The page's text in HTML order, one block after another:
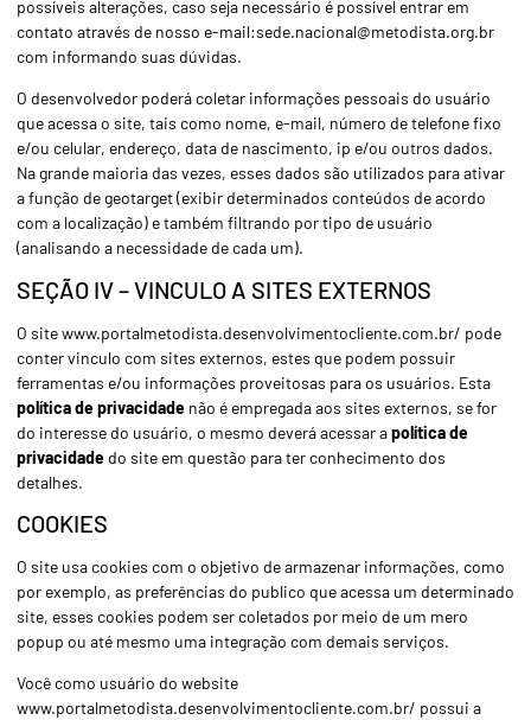
possíveis alterações, caso seja necessário é possível entrar em
contato através de nosso e-mail:sede.nacional@metodista.org.br
com informando suas dúvidas.
O desenvolvedor poderá coletar informações pessoais do usuário
que acessa o site, tais como nome, e-mail, número de telefone fixo
e/ou celular, endereço, data de nascimento, ip e/ou outros dados.
Na grande maioria das vezes, esses dados são utilizados para ativar
a função de geotarget (exibir determinados conteúdos de acordo
com a localização) e também filtrando por tipo de usuário
(analisando a necessidade de cada um).
SEÇÃO IV – VINCULO A SITES EXTERNOS
O site www.portalmetodista.desenvolvimentocliente.com.br/ pode
conter vinculo com sites externos, estes que podem possuir
ferramentas e/ou informações proveitosas para os usuários. Esta
política de privacidade não é empregada aos sites externos, se for
do interesse do usuário, o mesmo deverá acessar apolítica de
privacidade do site em questão para ter conhecimento dos
detalhes.
COOKIES
O site usa cookies com o objetivo de armazenar informações, como
por exemplo, as preferências do publico que acessa um determinado
site, esses cookies podem ser coletados por meio de um mero
popup ou até mesmo uma integração com demais serviços.
Você como usuário do website
www.portalmetodista.desenvolvimentocliente.com.br/ possui a